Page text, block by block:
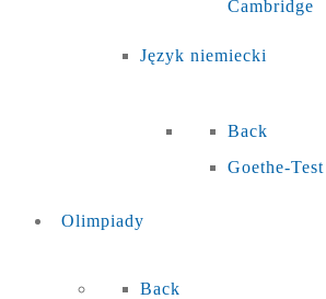
Cambridge
Język niemiecki
Back
Goethe-
Olimpiady
Back